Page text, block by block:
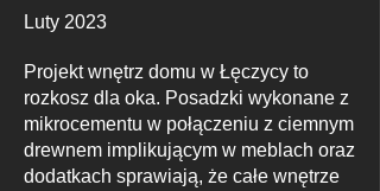
Luty 2023
Projekt wnętrz domu w Łęczycy to
rozkosz dla oka. Posadzki wykonane z
mikrocementu w połączeniu z ciemnym
drewnem implikującym w meblach oraz
dodatkach sprawiają, że całe wnętrze